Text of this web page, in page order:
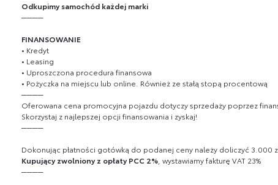
Odkupimy samochód każdej marki
────
FINANSOWANIE
• Kredyt
• Leasing
• Uproszczona procedura finansowa
• Pożyczka na miejscu lub online. Również ze stałą stopą procentową
────
Oferowana cena promocyjna pojazdu dotyczy sprzedaży poprzez
Skorzystaj z najlepszej opcji finansowania i zyskaj!
────
Dokonując płatności gotówką do podanej ceny należy doliczyć 3.000
Kupujący zwolniony z opłaty PCC 2%, wystawiamy fakturę VAT 23%
────